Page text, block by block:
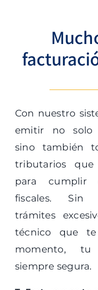
Con nuestro
emitir no solo
sino también
tributarios
para cumplir
fiscales. Sin
trámites
técnico que
momento, tu
siempre segura.